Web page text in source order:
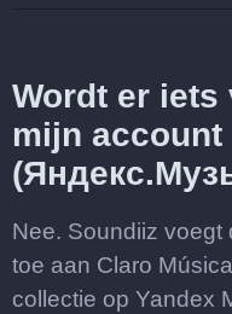
Wordt er
mijn account
Nee. Soundiiz voegt
toe aan Claro
collectie op Yandex